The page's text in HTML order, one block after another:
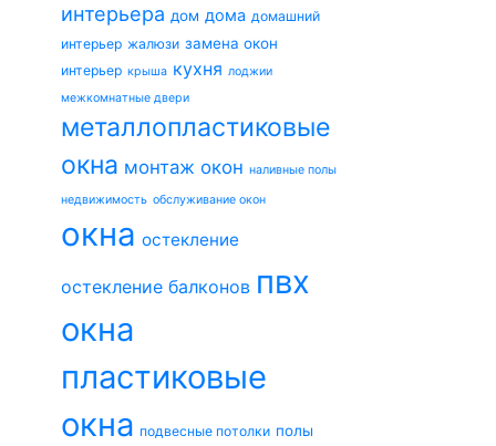
интерьера дом дома домашний
интерьер жалюзи замена окон
интерьер крыша кухня лоджии
межкомнатные двери
металлопластиковые
окна монтаж окон наливные полы
недвижимость обслуживание окон
окна остекление
остекление балконов пвх
окна
пластиковые
окна подвесные потолки полы